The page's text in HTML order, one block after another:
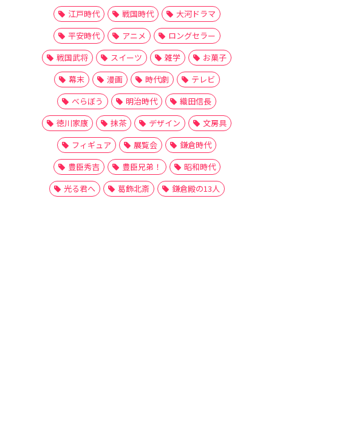
江戸時代 戦国時代
大河ドラマ
平安時代
アニメ
ロングセラー
戦国武将
スイーツ 雑学
お菓子
幕末
漫画 時代劇
テレビ
べらぼう
明治時代
織田信長
徳川家康
抹茶 デザイン
文房具
フィギュア
展覧会
鎌倉時代
豊臣秀吉
豊臣兄弟！
昭和時代
光る君へ
葛飾北斎 鎌倉殿の13人